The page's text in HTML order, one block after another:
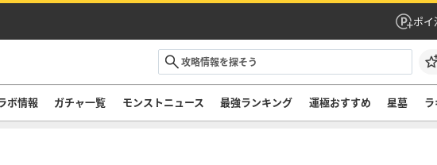
ポイ
ボ情報 ガチャ一覧 モンストニュース 最強ランキング 運極おすすめ 星墓